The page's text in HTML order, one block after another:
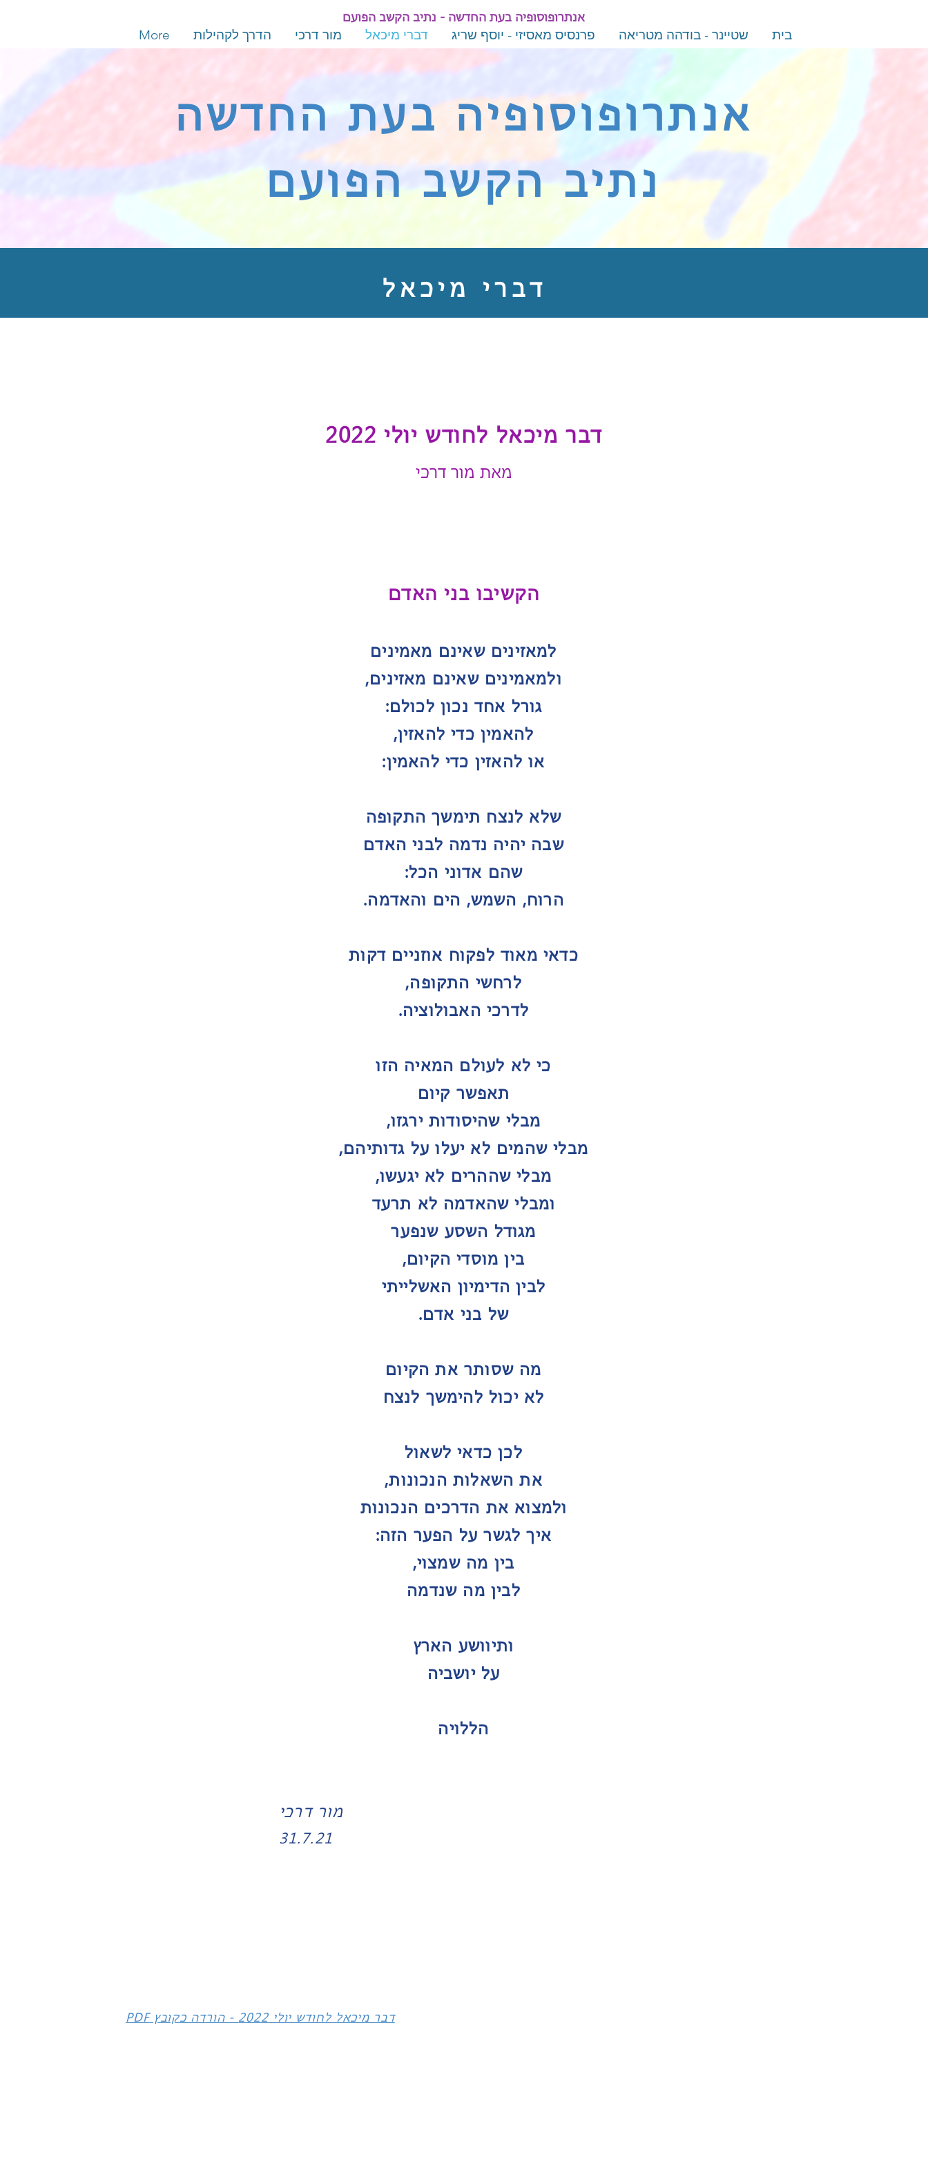
אנתרופוסופיה בעת החדשה - נתיב הקשב הפועם
בית שטיינר - בודהה מטריאה פרנסיס מאסיזי - יוסף שריג דברי מיכאל מור דרכי הדרך לקהילות More
אנתרופוסופיה בעת החדשה
נתיב הקשב הפועם
דברי מיכאל
דבר מיכאל לחודש יולי 2022
מאת מור דרכי
הקשיבו בני האדם
למאזינים שאינם מאמינים
ולמאמינים שאינם מאזינים,
גורל אחד נכון לכולם:
להאמין כדי להאזין,
או להאזין כדי להאמין:
שלא לנצח תימשך התקופה
שבה יהיה נדמה לבני האדם
שהם אדוני הכל:
הרוח, השמש, הים והאדמה.
כדאי מאוד לפקוח אוזניים דקות
לרחשי התקופה,
לדרכי האבולוציה.
כי לא לעולם המאיה הזו
תאפשר קיום
מבלי שהיסודות ירגזו,
מבלי שהמים לא יעלו על גדותיהם,
מבלי שההרים לא יגעשו,
ומבלי שהאדמה לא תרעד
מגודל השסע שנפער
בין מוסדי הקיום,
לבין הדימיון האשלייתי
של בני אדם.
מה שסותר את הקיום
לא יכול להימשך לנצח
לכן כדאי לשאול
את השאלות הנכונות,
ולמצוא את הדרכים הנכונות
איך לגשר על הפער הזה:
בין מה שמצוי,
לבין מה שנדמה
ותיוושע הארץ
על יושביה
הללויה
מור דרכי
31.7.21
דבר מיכאל לחודש יולי 2022 - הורדה כקובץ PDF